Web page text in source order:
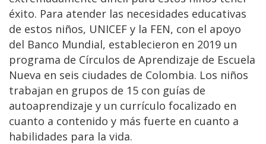
éxito. Para atender las necesidades educativas
de estos niños, UNICEF y la FEN, con el apoyo
del Banco Mundial, establecieron en 2019 un
programa de Círculos de Aprendizaje de Escuela
Nueva en seis ciudades de Colombia. Los niños
trabajan en grupos de 15 con guías de
autoaprendizaje y un currículo focalizado en
cuanto a contenido y más fuerte en cuanto a
habilidades para la vida.